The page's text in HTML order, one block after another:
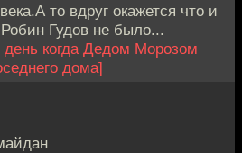
то вдруг окажется что и
Гудов не было...
когда Дедом Морозом
дома]